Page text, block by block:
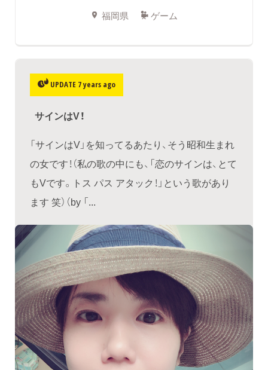
福岡県 ゲーム
UPDATE 7 years ago
サインはV！
「サインはV」を知ってるあたり、そう昭和生まれ
の女です！（私の歌の中にも、「恋のサインは、とて
もVです。トス パス アタック！」という歌があり
ます 笑）（by 「...